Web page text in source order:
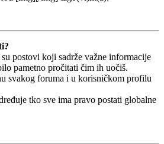
postovi koji sadrže važne informacije
pametno pročitati čim ih uočiš.
svakog foruma i u korisničkom profilu
tko sve ima pravo postati globalne